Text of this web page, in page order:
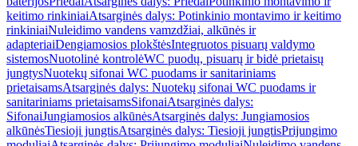
keitimo rinkiniaiAtsarginės dalys: Potinkinio montavimo ir keitimo
rinkiniaiNuleidimo vandens vamzdžiai, alkūnės ir
adapteriaiDengiamosios plokštėsIntegruotos pisuarų valdymo
sistemosNuotolinė kontrolėWC puodų, pisuarų ir bidė prietaisų
jungtysNuotekų sifonai WC puodams ir sanitariniams
prietaisamsAtsarginės dalys: Nuotekų sifonai WC puodams ir
sanitariniams prietaisamsSifonaiAtsarginės dalys:
SifonaiJungiamosios alkūnėsAtsarginės dalys: Jungiamosios
alkūnėsTiesioji jungtisAtsarginės dalys: Tiesioji jungtisPrijungimo